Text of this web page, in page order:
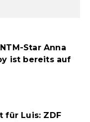
Star Anna
ist bereits auf
für Luis: ZDF